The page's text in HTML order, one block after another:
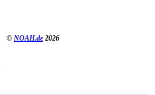
© NOAH.de 2026